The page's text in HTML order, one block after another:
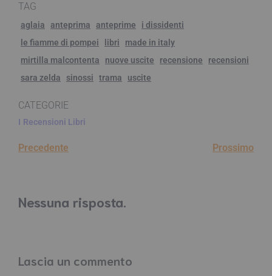
TAG
aglaia anteprima anteprime
i dissidenti
le fiamme di pompei
libri
made in italy
mirtilla malcontenta
nuove uscite recensione
recensioni
sara zelda
sinossi trama uscite
CATEGORIE
I Recensioni Libri
Precedente Prossimo
Nessuna risposta.
Lascia un commento